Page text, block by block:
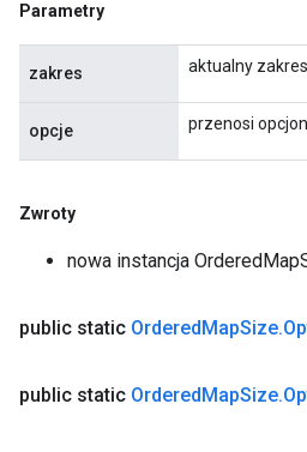
Parametry
zakres aktualny zakres
opcje przenosi
Zwroty
nowa instancja
public static OrderedMapSize.
public static OrderedMapSize.